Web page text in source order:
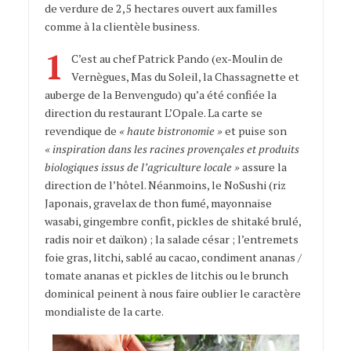
de verdure de 2,5 hectares ouvert aux familles
comme à la clientèle business.
1
C’est au chef Patrick Pando (ex-Moulin de
Vernègues, Mas du Soleil, la Chassagnette et
auberge de la Benvengudo) qu’a été confiée la
direction du restaurant L’Opale. La carte se
revendique de « haute bistronomie »et puise son
« inspiration dans les racines provençales et produits
biologiques issus de l’agriculture locale »assure la
direction de l’hôtel. Néanmoins, le NoSushi (riz
Japonais, gravelax de thon fumé, mayonnaise
wasabi, gingembre confit, pickles de shitaké brulé,
radis noir et daïkon) ; la salade césar ; l’entremets
foie gras, litchi, sablé au cacao, condiment ananas /
tomate ananas et pickles de litchis ou le brunch
dominical peinent à nous faire oublier le caractère
mondialiste de la carte.